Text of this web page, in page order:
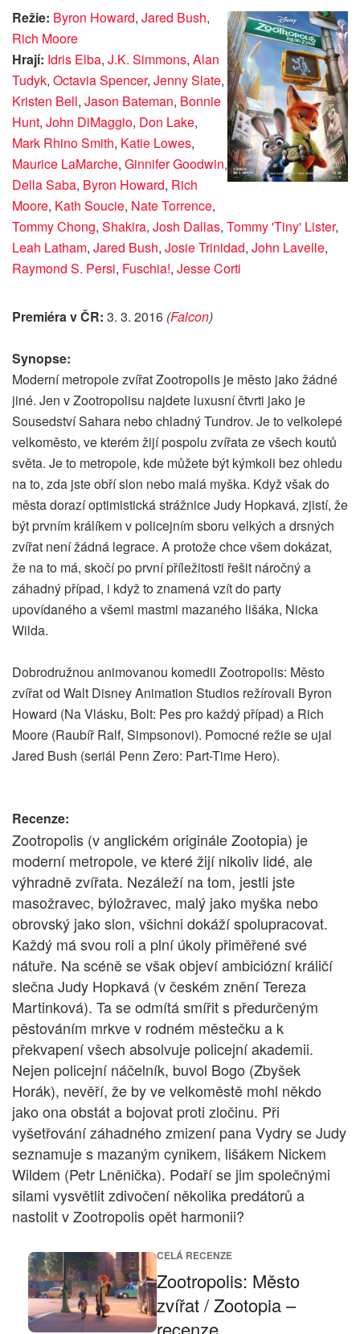
Režie: Byron Howard, Jared Bush,
Rich Moore
Hrají: Idris Elba, J.K. Simmons, Alan
Tudyk, Octavia Spencer, Jenny Slate,
Kristen Bell, Jason Bateman, Bonnie
Hunt, John DiMaggio, Don Lake,
Mark Rhino Smith, Katie Lowes,
Maurice LaMarche, Ginnifer Goodwin,
Della Saba, Byron Howard, Rich
Moore, Kath Soucie, Nate Torrence,
Tommy Chong, Shakira, Josh Dallas, Tommy 'Tiny' Lister,
Leah Latham, Jared Bush, Josie Trinidad, John Lavelle,
Raymond S. Persi, Fuschia!, Jesse Corti
Premiéra v ČR: 3. 3. 2016 (Falcon)
Synopse:
Moderní metropole zvířat Zootropolis je město jako žádné
jiné. Jen v Zootropolisu najdete luxusní čtvrti jako je
Sousedství Sahara nebo chladný Tundrov. Je to velkolepé
velkoměsto, ve kterém žijí pospolu zvířata ze všech koutů
světa. Je to metropole, kde můžete být kýmkoli bez ohledu
na to, zda jste obří slon nebo malá myška. Když však do
města dorazí optimistická strážnice Judy Hopkavá, zjistí, že
být prvním králíkem v policejním sboru velkých a drsných
zvířat není žádná legrace. A protože chce všem dokázat,
že na to má, skočí po první příležitosti řešit náročný a
záhadný případ, i když to znamená vzít do party
upovídaného a všemi mastmi mazaného lišáka, Nicka
Wilda.
Dobrodružnou animovanou komedii Zootropolis: Město
zvířat od Walt Disney Animation Studios režírovali Byron
Howard (Na Vlásku, Bolt: Pes pro každý případ) a Rich
Moore (Raubíř Ralf, Simpsonovi). Pomocné režie se ujal
Jared Bush (seriál Penn Zero: Part-Time Hero).
Recenze:
Zootropolis (v anglickém originále Zootopia) je
moderní metropole, ve které žijí nikoliv lidé, ale
výhradně zvířata. Nezáleží na tom, jestli jste
masožravec, býložravec, malý jako myška nebo
obrovský jako slon, všichni dokáží spolupracovat.
Každý má svou roli a plní úkoly přiměřené své
nátuře. Na scéně se však objeví ambiciózní králičí
slečna Judy Hopkavá (v českém znění Tereza
Martinková). Ta se odmítá smířit s předurčeným
pěstováním mrkve v rodném městečku a k
překvapení všech absolvuje policejní akademii.
Nejen policejní náčelník, buvol Bogo (Zbyšek
Horák), nevěří, že by ve velkoměstě mohl někdo
jako ona obstát a bojovat proti zločinu. Při
vyšetřování záhadného zmizení pana Vydry se Judy
seznamuje s mazaným cynikem, lišákem Nickem
Wildem (Petr Lněnička). Podaří se jim společnými
silami vysvětlit zdivočení několika predátorů a
nastolit v Zootropolis opět harmonii?
CELÁ RECENZE
Zootropolis: Město
zvířat / Zootopia –
recenze